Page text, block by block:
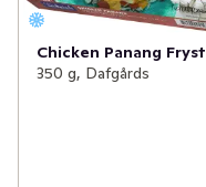
Chicken Panang Fryst
350 g, Dafgårds